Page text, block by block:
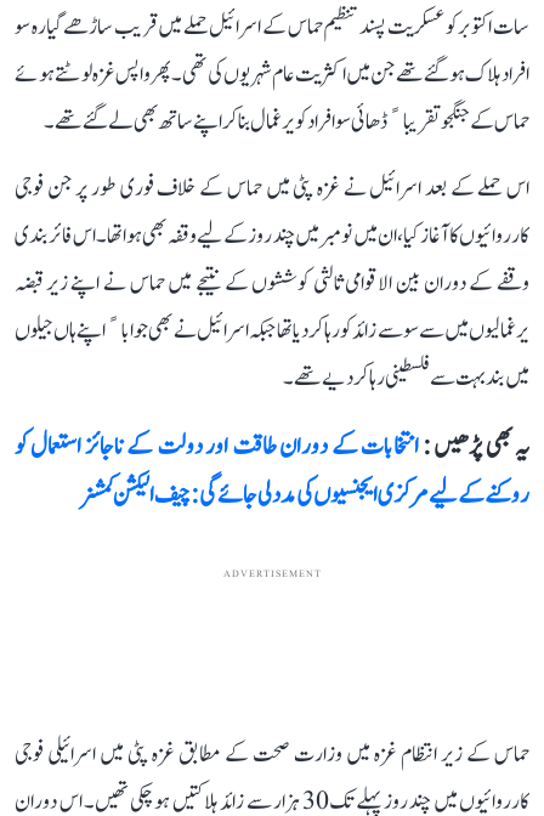
سات اکتوبر کو عسکریت پسند تنظیم حماس کے اسرائیل حملے میں قریب ساڑھے گیارہ سو
افراد ہلاک ہو گئے تھے جن میں اکثریت عام شہریوں کی تھی۔ پھر واپس غزہ لوٹتے ہوئے
حماس کے جنگجو تقریباﹰ ڈھائی سو افراد کو یرغمال بنا کر اپنے ساتھ بھی لے گئے تھے۔
اس حملے کے بعد اسرائیل نے غزہ پٹی میں حماس کے خلاف فوری طور پر جن فوجی
کارروائیوں کا آغاز کیا، ان میں نومبر میں چند روز کے لیے وقفہ بھی ہوا تھا۔ اس فائر بندی
وقفے کے دوران بین الاقوامی ثالثی کوششوں کے نتیجے میں حماس نے اپنے زیر قبضہ
یرغمالیوں میں سے سو سے زائد کو رہا کر دیا تھا جبکہ اسرائیل نے بھی جواباﹰ اپنے ہاں جیلوں
میں بند بہت سے فلسطینی رہا کر دیے تھے۔
یہ بھی پڑھیں :انتخابات کے دوران طاقت اور دولت کے ناجائز استعمال کو
روکنے کے لیے مرکزی ایجنسیوں کی مدد لی جائے گی: چیف الیکشن کمشنر
ADVERTISEMENT
حماس کے زیر انتظام غزہ میں وزارت صحت کے مطابق غزہ پٹی میں اسرائیلی فوجی
کارروائیوں میں چند روز پہلے تک30 ہزار سے زائد ہلاکتیں ہو چکی تھیں۔ اس دوران